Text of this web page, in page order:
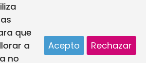
de privacidade
de protección infantil
Cookies
Deseño web
que
a
no
Acepto Rechazar